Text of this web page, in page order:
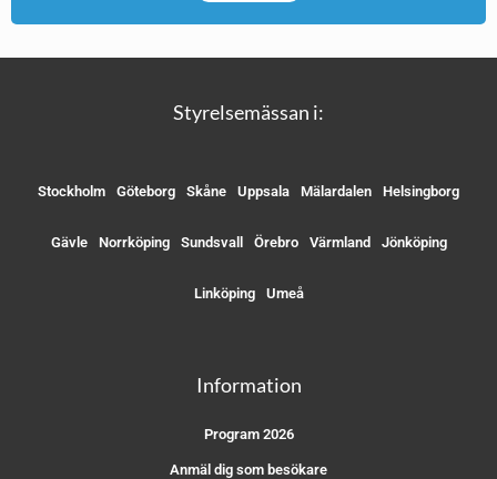
Styrelsemässan i:
Stockholm Göteborg Skåne Uppsala Mälardalen Helsingborg
Gävle Norrköping Sundsvall Örebro Värmland Jönköping
Linköping Umeå
Information
Program 2026
Anmäl dig som besökare